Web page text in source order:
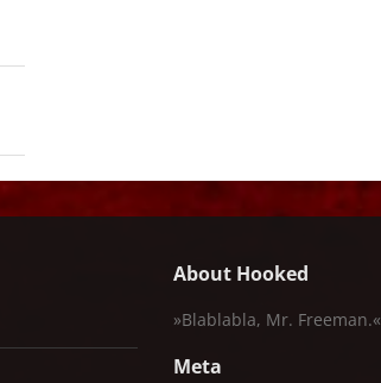
About Hooked
»Blablabla, Mr. Freeman.«
Meta